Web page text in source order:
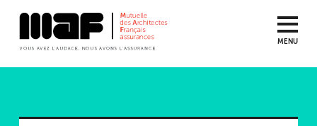
MENU